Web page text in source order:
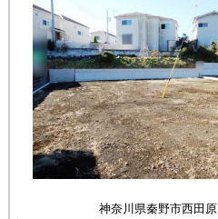
神奈川県秦野市西田原